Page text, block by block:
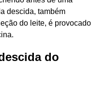
descida, também
do leite, é provocado
do